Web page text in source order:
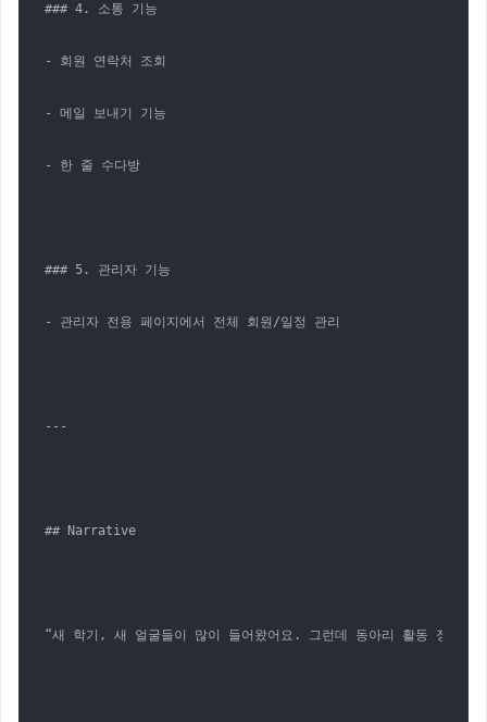
### 4. 소통 기능
- 회원 연락처 조회
- 메일 보내기 기능
- 한 줄 수다방
### 5. 관리자 기능
- 관리자 전용 페이지에서 전체 회원/일정 관리
---
## Narrative
“새 학기, 새 얼굴들이 많이 들어왔어요. 그런데 동아리 활동 정보